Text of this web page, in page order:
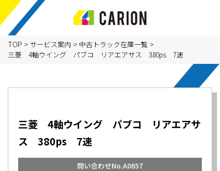
TOP > サービス案内 > 中古トラック在庫一覧 >
三菱 4軸ウイング パブコ リアエアサス 380ps 7速
三菱 4軸ウイング パブコ リアエアサ
ス 380ps 7速
問い合わせNo.A0657